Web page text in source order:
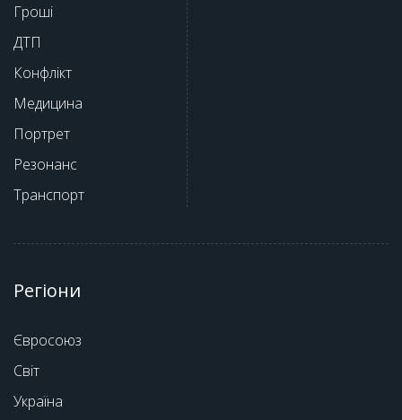
Гроші
ДТП
Конфлікт
Медицина
Портрет
Резонанс
Транспорт
Регіони
Євросоюз
Світ
Україна